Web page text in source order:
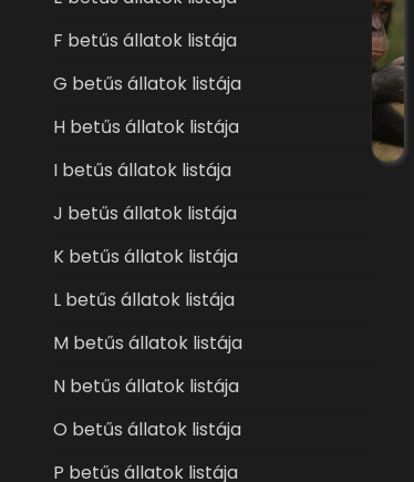
F betűs állatok listája
G betűs állatok listája
H betűs állatok listája
I betűs állatok listája
J betűs állatok listája
K betűs állatok listája
L betűs állatok listája
M betűs állatok listája
N betűs állatok listája
O betűs állatok listája
P betűs állatok listája